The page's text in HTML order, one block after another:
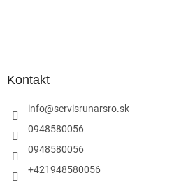
Kontakt
info@servisrunarsro.sk
0948580056
0948580056
+421948580056